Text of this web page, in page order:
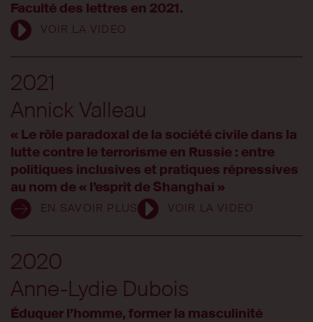
Faculté des lettres en 2021.
VOIR LA VIDEO
2021
Annick Valleau
« Le rôle paradoxal de la société civile dans la
lutte contre le terrorisme en Russie : entre
politiques inclusives et pratiques répressives
au nom de « l’esprit de Shanghai »
EN SAVOIR PLUS VOIR LA VIDEO
2020
Anne-Lydie Dubois
Éduquer l’homme, former la masculinité